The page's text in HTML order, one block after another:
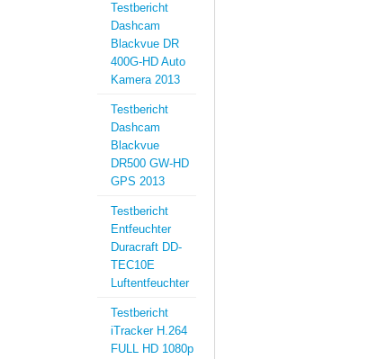
Testbericht
Dashcam
Blackvue DR
400G-HD Auto
Kamera 2013
Testbericht
Dashcam
Blackvue
DR500 GW-HD
GPS 2013
Testbericht
Entfeuchter
Duracraft DD-
TEC10E
Luftentfeuchter
Testbericht
iTracker H.264
FULL HD 1080p